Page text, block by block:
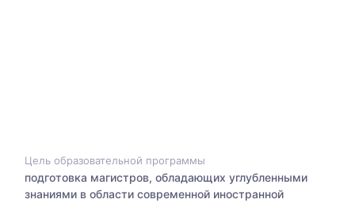
Цель образовательной программы
подготовка магистров, обладающих углубленными
знаниями в области современной иностранной